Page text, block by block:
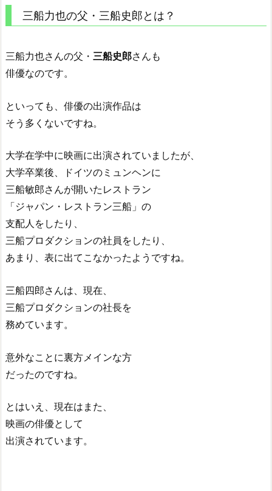
三船力也の父・三船史郎とは？
三船力也さんの父・ 三船史郎さんも
俳優なのです。
といっても、俳優の出演作品は
そう多くないですね。
大学在学中に映画に出演されていましたが、
大学卒業後、ドイツのミュンヘンに
三船敏郎さんが開いたレストラン
「ジャパン・レストラン三船」の
支配人をしたり、
三船プロダクションの社員をしたり、
あまり、表に出てこなかったようですね。
三船四郎さんは、現在、
三船プロダクションの社長を
務めています。
意外なことに裏方メインな方
だったのですね。
とはいえ、現在はまた、
映画の俳優として
出演されています。